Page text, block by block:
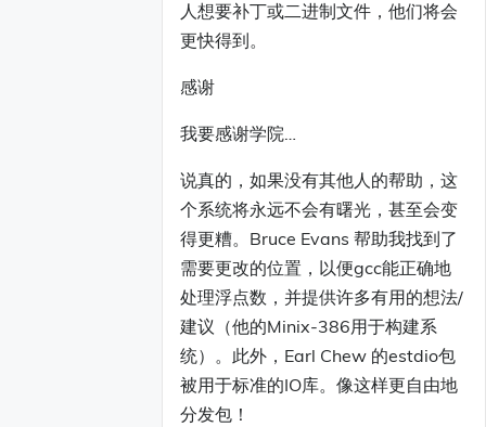
人想要补丁或二进制文件，他们将会
更快得到。
感谢
我要感谢学院…
说真的，如果没有其他人的帮助，这
个系统将永远不会有曙光，甚至会变
得更糟。Bruce Evans 帮助我找到了
需要更改的位置，以便gcc能正确地
处理浮点数，并提供许多有用的想法/
建议（他的Minix-386用于构建系
统）。此外，Earl Chew 的estdio包
被用于标准的IO库。像这样更自由地
分发包！